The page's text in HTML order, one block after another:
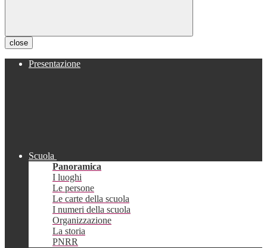
close
Presentazione
Scuola
Panoramica
I luoghi
Le persone
Le carte della scuola
I numeri della scuola
Organizzazione
La storia
PNRR